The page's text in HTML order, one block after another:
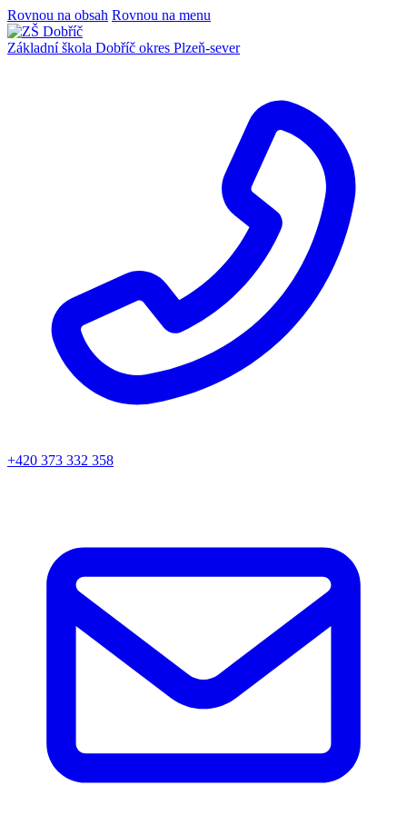
Rovnou na obsah Rovnou na menu
Základní škola Dobříč okres Plzeň-sever
+420 373 332 358